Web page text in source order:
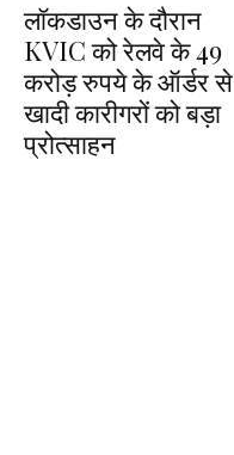
लॉकडाउन के दौरान
KVIC को रेलवे के 49
करोड़ रुपये के ऑर्डर से
खादी कारीगरों को बड़ा
प्रोत्साहन